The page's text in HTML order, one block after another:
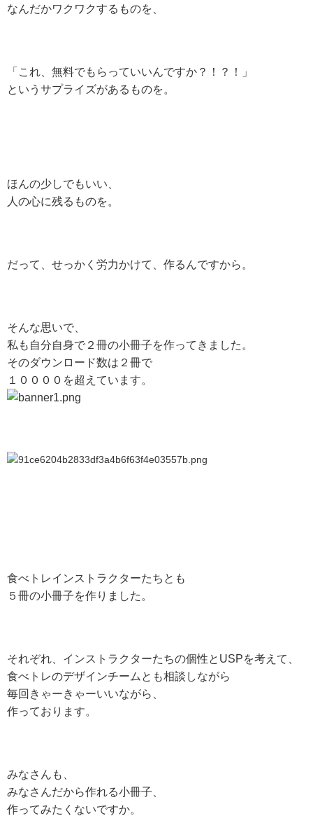
なんだかワクワクするものを、
「これ、無料でもらっていいんですか？！？！」
というサプライズがあるものを。
ほんの少しでもいい、
人の心に残るものを。
だって、せっかく労力かけて、作るんですから。
そんな思いで、
私も自分自身で２冊の小冊子を作ってきました。
そのダウンロード数は２冊で
１００００を超えています。
食べトレインストラクターたちとも
５冊の小冊子を作りました。
それぞれ、インストラクターたちの個性とUSPを考えて、
食べトレのデザインチームとも相談しながら
毎回きゃーきゃーいいながら、
作っております。
みなさんも、
みなさんだから作れる小冊子、
作ってみたくないですか。